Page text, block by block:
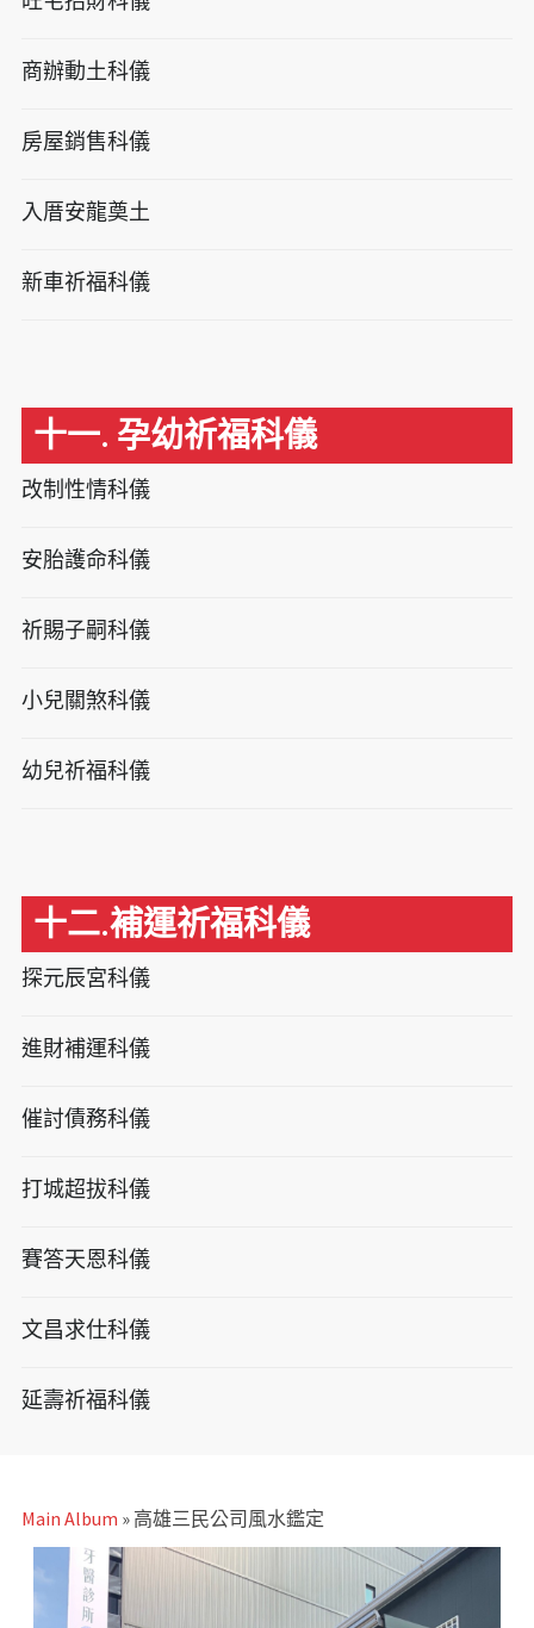
商辦動土科儀
房屋銷售科儀
入厝安龍奠土
新車祈福科儀
十一. 孕幼祈福科儀
改制性情科儀
安胎護命科儀
祈賜子嗣科儀
小兒關煞科儀
幼兒祈福科儀
十二.補運祈福科儀
探元辰宮科儀
進財補運科儀
催討債務科儀
打城超拔科儀
賽答天恩科儀
文昌求仕科儀
延壽祈福科儀
Main Album » 高雄三民公司風水鑑定